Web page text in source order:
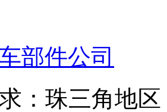
部件公司
： 珠三角地区